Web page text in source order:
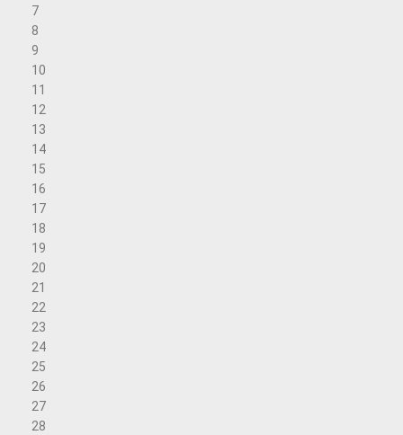
7
8
9
10
11
12
13
14
15
16
17
18
19
20
21
22
23
24
25
26
27
28